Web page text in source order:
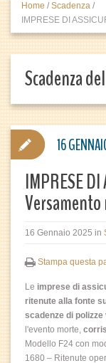
Home / Scadenza /
IMPRESE DI
Scadenza
IMPRESE
16 Gennaio 2025 in
Stampa questa
Le imprese di
ritenute alla fonte
scadenze di polizze
l'evento morte,
Modello F24 con
1680 – Ritenute
16